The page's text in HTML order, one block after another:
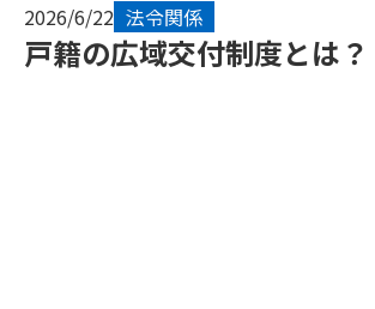
2026/6/22 法令関係
戸籍の広域交付制度とは？